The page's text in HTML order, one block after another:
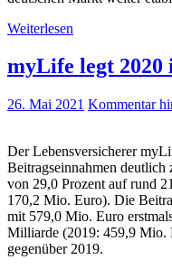
Weiterlesen
myLife legt 2020
26. Mai 2021 Kommentar
Der Lebensversicherer
Beitragseinnahmen deutlich
von 29,0 Prozent auf rund
170,2 Mio. Euro). Die
mit 579,0 Mio. Euro
Milliarde (2019: 459,9 Mio.
gegenüber 2019.